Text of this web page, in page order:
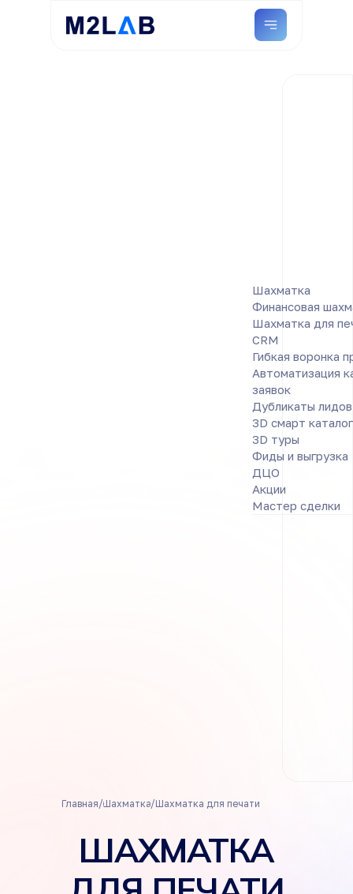
Шахматка
Финансовая
Шахматка для
CRM
Гибкая воронка
Автоматизация
заявок
Дубликаты лидов
3D смарт каталог
3D туры
Фиды и выгрузка
ДЦО
Акции
Мастер сделки
Главная/Шахматка/Шахматка для печати
ШАХМАТКА